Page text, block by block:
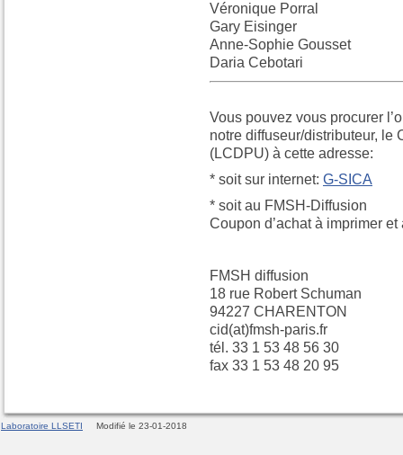
Véronique Porral
Gary Eisinger
Anne-Sophie Gousset
Daria Cebotari
Vous pouvez vous procurer
notre diffuseur/distributeur, le
(LCDPU) à cette adresse:
* soit sur internet: G-SICA
* soit au FMSH-Diffusion
Coupon d’achat à imprimer
FMSH diffusion
18 rue Robert Schuman
94227 CHARENTON
cid(at)fmsh-paris.fr
tél. 33 1 53 48 56 30
fax 33 1 53 48 20 95
Laboratoire LLSETI Modifié le 23-01-2018